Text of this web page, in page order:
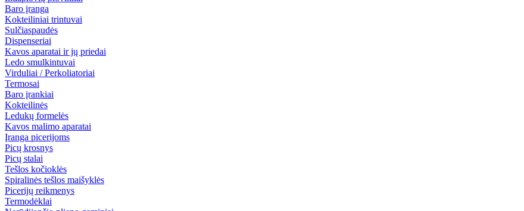
Baro įranga
Kokteiliniai trintuvai
Sulčiaspaudės
Dispenseriai
Kavos aparatai ir jų priedai
Ledo smulkintuvai
Virduliai / Perkoliatoriai
Termosai
Baro įrankiai
Kokteilinės
Ledukų formelės
Kavos malimo aparatai
Įranga picerijoms
Picų krosnys
Picų stalai
Tešlos kočioklės
Spiralinės tešlos maišyklės
Picerijų reikmenys
Termodėklai